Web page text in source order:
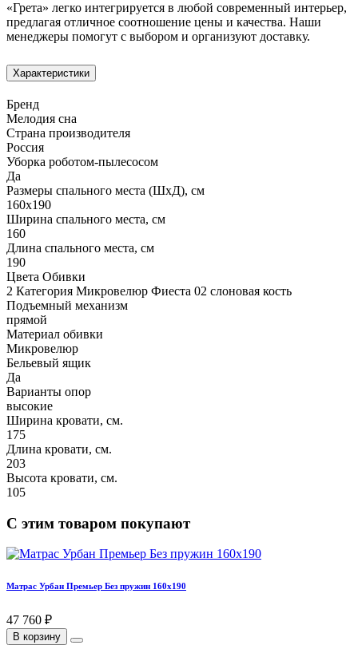
«Грета» легко интегрируется в любой современный интерьер,
предлагая отличное соотношение цены и качества. Наши
менеджеры помогут с выбором и организуют доставку.
Характеристики
Бренд
Мелодия сна
Страна производителя
Россия
Уборка роботом-пылесосом
Да
Размеры спального места (ШхД), см
160х190
Ширина спального места, см
160
Длина спального места, см
190
Цвета Обивки
2 Категория Микровелюр Фиеста 02 слоновая кость
Подъемный механизм
прямой
Материал обивки
Микровелюр
Бельевый ящик
Да
Варианты опор
высокие
Ширина кровати, см.
175
Длина кровати, см.
203
Высота кровати, см.
105
С этим товаром покупают
Матрас Урбан Премьер Без пружин 160х190
47 760 ₽
В корзину